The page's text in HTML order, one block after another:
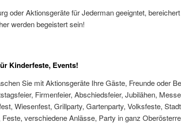
oder Aktionsgeräte für Jederman geeigntet,
werden begeistert sein!
Kinderfeste, Events!
Sie mit Aktionsgeräte Ihre Gäste, Freunde oder
Firmenfeier, Abschiedsfeier, Jubilähen,
Wiesenfest, Grillparty, Gartenparty, Volksfeste,
Feste, verschiedene Anlässe, Party in ganz